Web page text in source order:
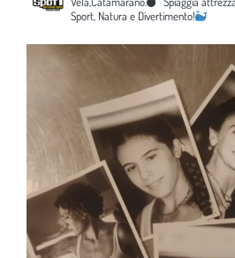
Sport, Natura e Divertimento!